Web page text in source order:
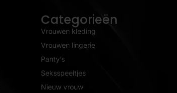
Categorieën
Vrouwen kleding
Vrouwen lingerie
Panty’s
Seksspeeltjes
Nieuw vrouw